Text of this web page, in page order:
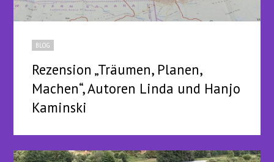
BLOG
Rezension „Träumen, Planen,
Machen“, Autoren Linda und Hanjo
Kaminski